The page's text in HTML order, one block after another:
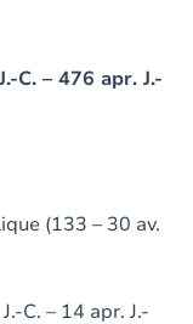
C. – 476 apr. J.-
(133 – 30 av.
C. – 14 apr. J.-